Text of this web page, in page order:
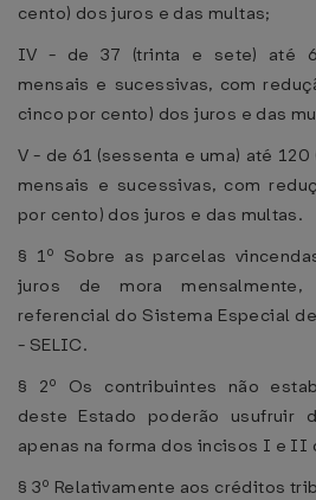
cento) dos juros e das multas;
IV - de 37 (trinta e sete) até
mensais e sucessivas, com
cinco por cento) dos juros e das
V - de 61 (sessenta e uma) até
mensais e sucessivas, com
por cento) dos juros e das multas.
§ 1º Sobre as parcelas
juros de mora
referencial do Sistema Especial
- SELIC.
§ 2º Os contribuintes não
deste Estado poderão usufruir
apenas na forma dos incisos I e II
§ 3º Relativamente aos créditos